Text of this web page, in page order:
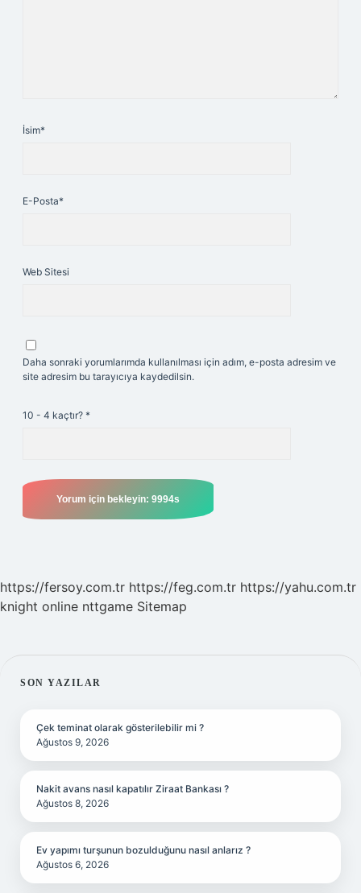
İsim*
E-Posta*
Web Sitesi
Daha sonraki yorumlarımda kullanılması için adım, e-posta adresim ve
site adresim bu tarayıcıya kaydedilsin.
10 - 4 kaçtır? *
https://fersoy.com.tr https://feg.com.tr https://yahu.com.tr
knight online nttgame Sitemap
SIDEBAR
SON YAZILAR
Çek teminat olarak gösterilebilir mi ?
Ağustos 9, 2026
Nakit avans nasıl kapatılır Ziraat Bankası ?
Ağustos 8, 2026
Ev yapımı turşunun bozulduğunu nasıl anlarız ?
Ağustos 6, 2026